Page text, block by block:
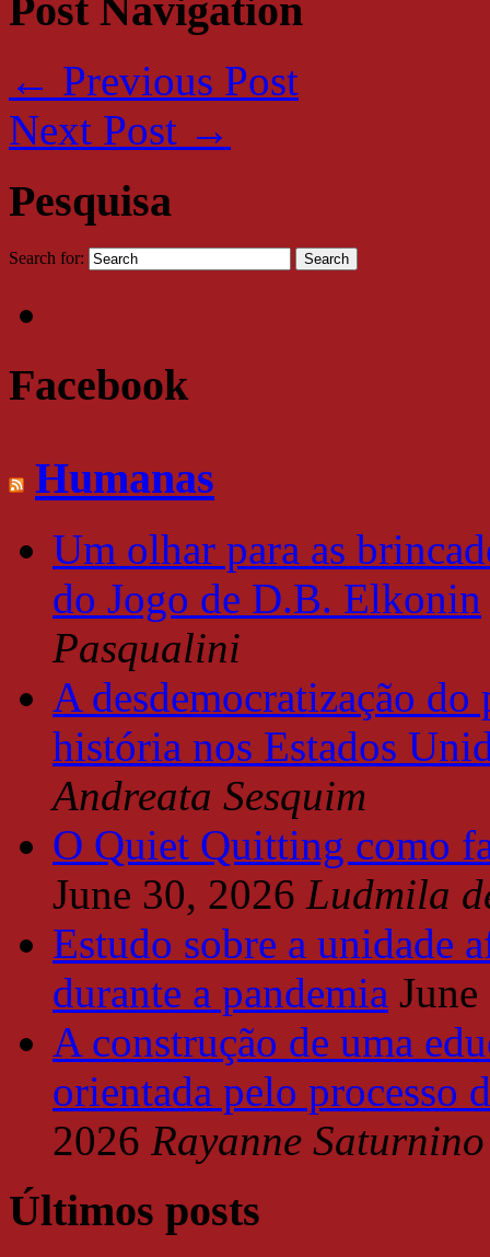
Post Navigation
← Previous Post
Next Post →
Pesquisa
Search for:
Facebook
Humanas
Um olhar para as
do Jogo de D.B. Elkonin
Pasqualini
A desdemocratização do
história nos Estados
Andreata Sesquim
O Quiet Quitting como
June 30, 2026 Ludmila
Estudo sobre a unidade
durante a pandemia
A construção de uma
orientada pelo processo
2026 Rayanne
Últimos posts